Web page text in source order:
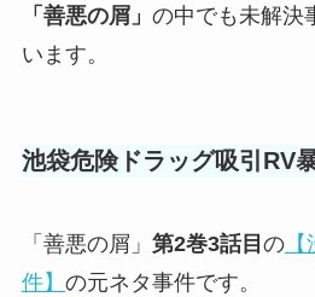
「善悪の屑」 の中でも未解決
います。
池袋危険ドラッグ吸引RV
「善悪の屑」 第2巻3話目 の【
件】 の元ネタ事件です。